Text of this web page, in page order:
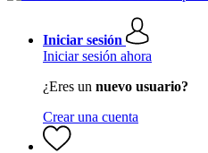
Iniciar sesión
Iniciar sesión ahora
¿Eres un nuevo usuario?
Crear una cuenta